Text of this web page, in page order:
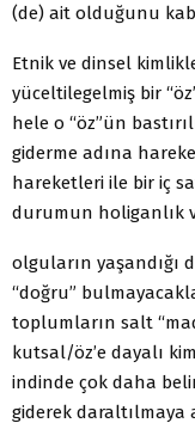
(de) ait olduğunu
Etnik ve dinsel
yüceltilegelmiş bir
hele o “öz”ün
giderme adına
hareketleri ile bir iç
durumun holiganlık
olguların yaşandığı
“doğru”
toplumların salt
kutsal/öz’e dayalı
indinde çok daha
giderek daraltılmaya